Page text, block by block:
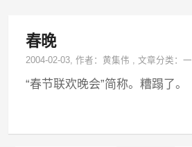
春晚
2004-02-03, 作者：黄集伟 ,文章分类：
“春节联欢晚会”简称。糟蹋了。